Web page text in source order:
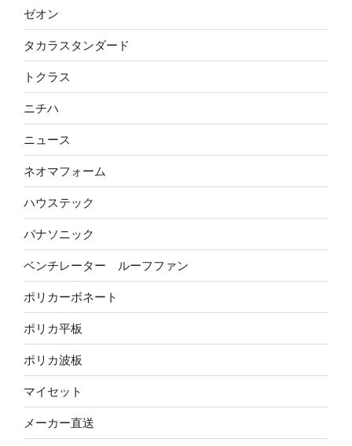
ゼオン
タカラスタンダード
トクラス
ニチハ
ニュース
ネオマフォーム
ハウステック
パナソニック
ベンチレーター ルーフファン
ポリカーボネート
ポリカ平板
ポリカ波板
マイセット
メーカー直送